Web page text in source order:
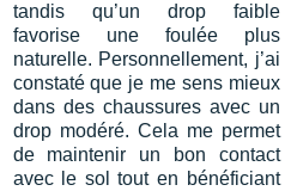
tandis qu’un drop faible
favorise une foulée plus
naturelle. Personnellement, j’ai
constaté que je me sens mieux
dans des chaussures avec un
drop modéré. Cela me permet
de maintenir un bon contact
avec le sol tout en bénéficiant